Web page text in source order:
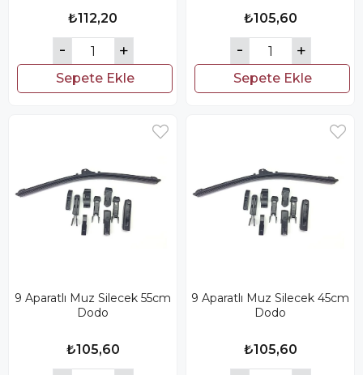
₺112,20
Sepete Ekle
₺105,60
Sepete Ekle
9 Aparatlı Muz Silecek 55cm
Dodo
₺105,60
9 Aparatlı Muz Silecek 45cm
Dodo
₺105,60